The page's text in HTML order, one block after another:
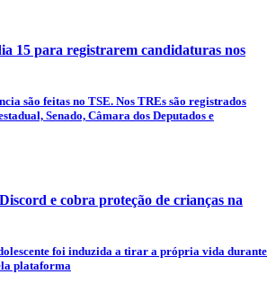
15 para registrarem candidaturas nos
são feitas no TSE. Nos TREs são registrados
Senado, Câmara dos Deputados e
e cobra proteção de crianças na
foi induzida a tirar a própria vida durante
plataforma